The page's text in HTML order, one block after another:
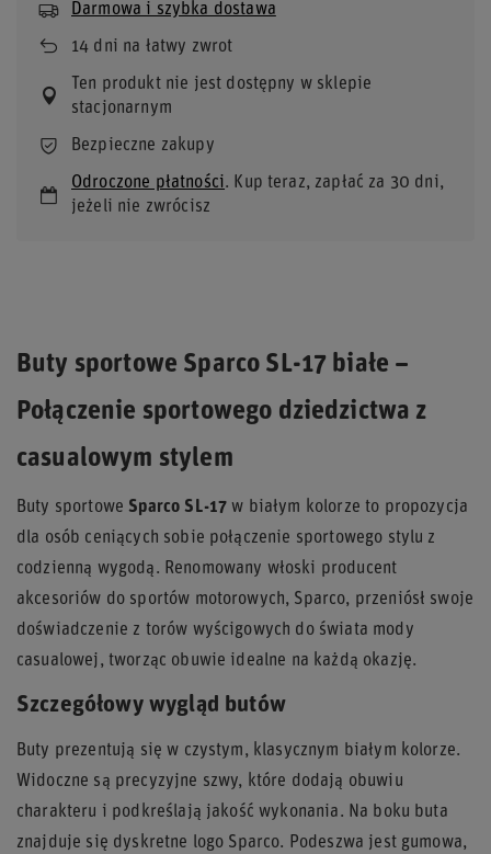
Darmowa i szybka dostawa
14 dni na łatwy zwrot
Ten produkt nie jest dostępny w sklepie
stacjonarnym
Bezpieczne zakupy
Odroczone płatności. Kup teraz, zapłać za 30 dni,
jeżeli nie zwrócisz
Buty sportowe Sparco SL-17 białe –
Połączenie sportowego dziedzictwa z
casualowym stylem
Buty sportowe Sparco SL-17 w białym kolorze to propozycja
dla osób ceniących sobie połączenie sportowego stylu z
codzienną wygodą. Renomowany włoski producent
akcesoriów do sportów motorowych, Sparco, przeniósł swoje
doświadczenie z torów wyścigowych do świata mody
casualowej, tworząc obuwie idealne na każdą okazję.
Szczegółowy wygląd butów
Buty prezentują się w czystym, klasycznym białym kolorze.
Widoczne są precyzyjne szwy, które dodają obuwiu
charakteru i podkreślają jakość wykonania. Na boku buta
znajduje się dyskretne logo Sparco. Podeszwa jest gumowa,